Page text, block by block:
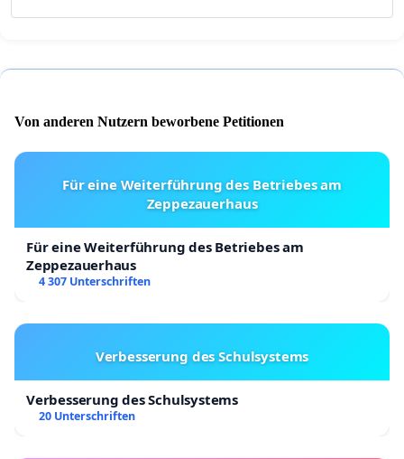
Von anderen Nutzern beworbene Petitionen
Für eine Weiterführung des Betriebes am
Zeppezauerhaus
Für eine Weiterführung des Betriebes am
Zeppezauerhaus
4 307 Unterschriften
Verbesserung des Schulsystems
Verbesserung des Schulsystems
20 Unterschriften